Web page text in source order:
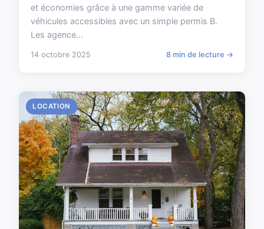
et économies grâce à une gamme variée de
véhicules accessibles avec un simple permis B.
Les agence...
14 octobre 2025 8 min de lecture →
LOCATION